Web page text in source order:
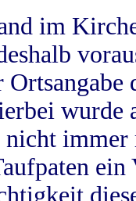
im
wurde